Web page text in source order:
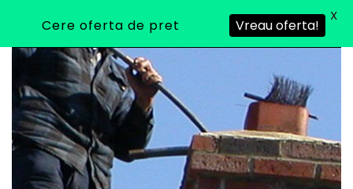
Cere oferta de pret Vreau oferta!
X